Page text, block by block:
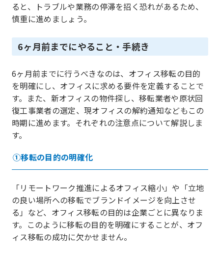
ると、トラブルや業務の停滞を招く恐れがあるため、
慎重に進めましょう。
6ヶ月前までにやること・手続き
6ヶ月前までに行うべきなのは、オフィス移転の目的
を明確にし、オフィスに求める要件を定義することで
す。また、新オフィスの物件探し、移転業者や原状回
復工事業者の選定、現オフィスの解約通知などもこの
時期に進めます。それぞれの注意点について解説しま
す。
①移転の目的の明確化
「リモートワーク推進によるオフィス縮小」や「立地
の良い場所への移転でブランドイメージを向上させ
る」など、オフィス移転の目的は企業ごとに異なりま
す。このように移転の目的を明確にすることが、オフ
ィス移転の成功に欠かせません。